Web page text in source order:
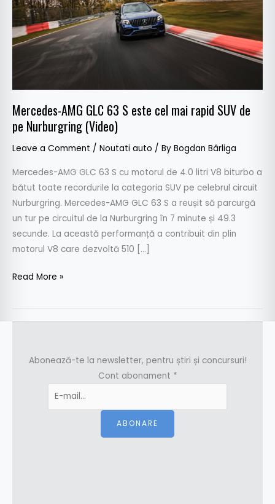
Mercedes-AMG GLC 63 S este cel mai rapid SUV de
pe Nurburgring (Video)
Leave a Comment / Noutati auto / By Bogdan Bârliga
Mercedes-AMG GLC 63 S cu motorul de 4.0 litri V8 biturbo a
bătut toate recordurile la categoria SUV pe celebrul circuit
Nurburgring. Mercedes-AMG GLC 63 S a reușit să parcurgă
un tur pe circuitul de la Nurburgring în 7 minute și 49.3
secunde. La această performanță a contribuit din plin
motorul V8 care dezvoltă 510 […]
este
cel
mai
Nurburgring
(Video)
Read More »
Abonează-te la newsletter, pentru știri și concursuri!
Cont abonament *
ABONARE